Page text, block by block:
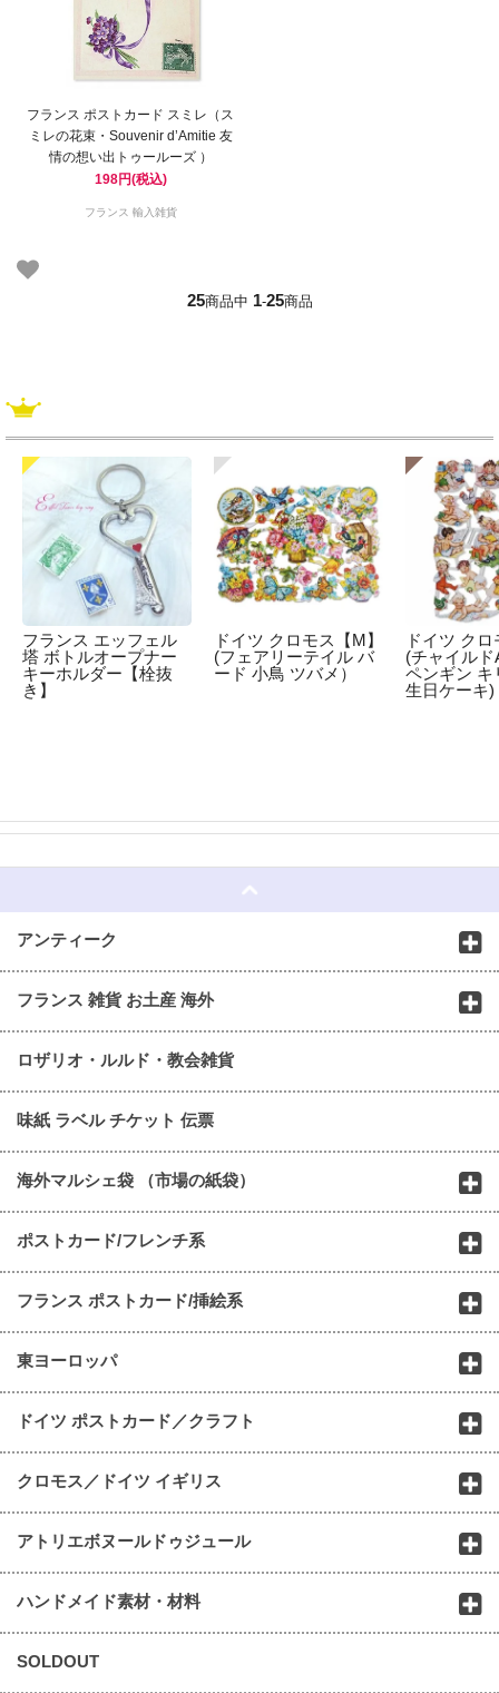
フランス ポストカード スミレ（ス
ミレの花束・Souvenir d’Amitie 友
情の想い出トゥールーズ ）
198円(税込)
フランス 輸入雑貨
25商品中 1-25商品
フランス エッフェル
塔 ボトルオープナー
キーホルダー【栓抜
き】
ドイツ クロモス【M】
(フェアリーテイル バ
ード 小鳥 ツバメ）
ドイツ ク
(チャイルド
ペンギン キ
生日ケーキ)
アンティーク
フランス 雑貨 お土産 海外
ロザリオ・ルルド・教会雑貨
味紙 ラベル チケット 伝票
海外マルシェ袋 （市場の紙袋）
ポストカード/フレンチ系
フランス ポストカード/挿絵系
東ヨーロッパ
ドイツ ポストカード／クラフト
クロモス／ドイツ イギリス
アトリエボヌールドゥジュール
ハンドメイド素材・材料
SOLDOUT